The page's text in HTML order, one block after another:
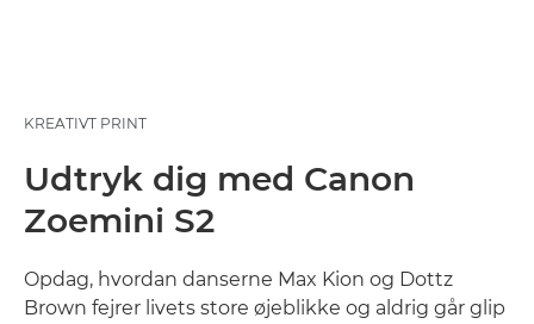
KREATIVT PRINT
Udtryk dig med Canon
Zoemini S2
Opdag, hvordan danserne Max Kion og Dottz
Brown fejrer livets store øjeblikke og aldrig går glip